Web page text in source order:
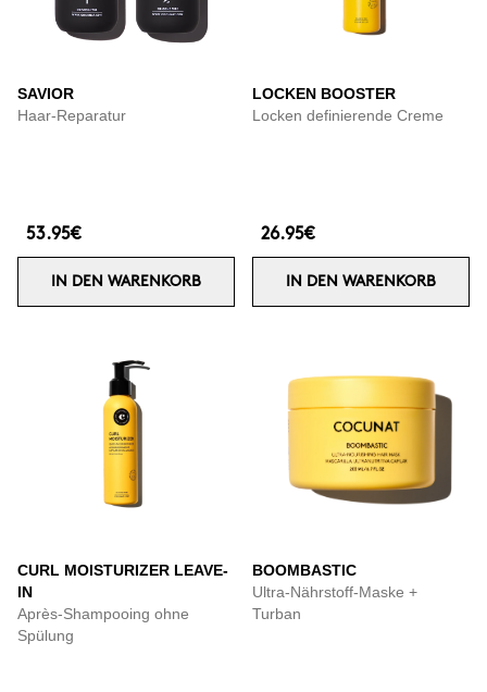
SAVIOR
Haar-Reparatur
53.95€
IN DEN WARENKORB
LOCKEN BOOSTER
Locken definierende Creme
26.95€
IN DEN WARENKORB
CURL MOISTURIZER LEAVE-
IN
Après-Shampooing ohne
Spülung
BOOMBASTIC
Ultra-Nährstoff-Maske +
Turban